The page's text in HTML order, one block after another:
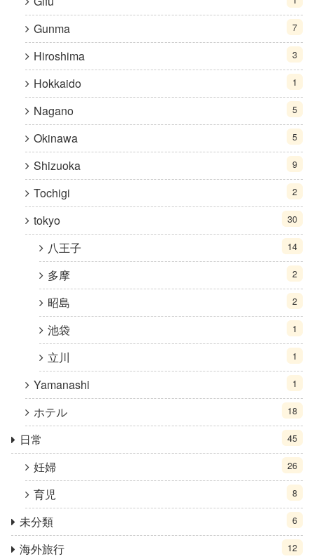
Gunma 7
Hiroshima 3
Hokkaido 1
Nagano 5
Okinawa 5
Shizuoka 9
Tochigi 2
tokyo 30
八王子 14
多摩 2
昭島 2
池袋 1
立川 1
Yamanashi 1
ホテル 18
日常 45
妊婦 26
育児 8
未分類 6
海外旅行 12